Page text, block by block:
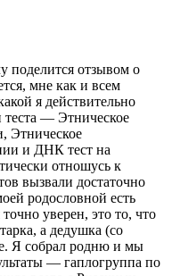
поделится отзывом о
мне как и всем
я действительно
теста — Этническое
Этническое
и ДНК тест на
отношусь к
вызвали достаточно
родословной есть
уверен, это то, что
а дедушка (со
Я собрал родню и мы
— гаплогруппа по